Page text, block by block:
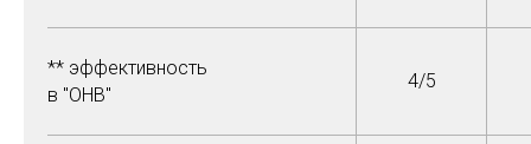
** эффективность
в "OHB"
4/5